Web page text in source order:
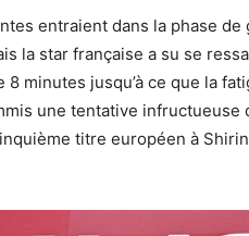
entraient dans la phase
la star française a su se
8 minutes jusqu’à ce que la
une tentative
titre européen à